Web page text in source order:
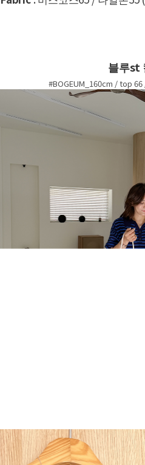
블루st
#BOGEUM_160cm / top